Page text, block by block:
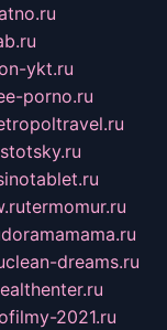
ykt.ru
porno.ru
termomur.ru
doramamama.ru
clean-dreams.ru
2021.ru